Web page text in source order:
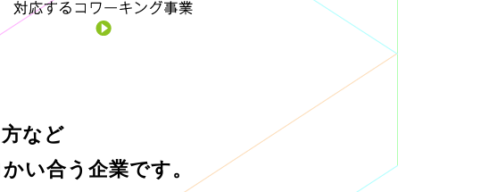
など
い合う企業です。